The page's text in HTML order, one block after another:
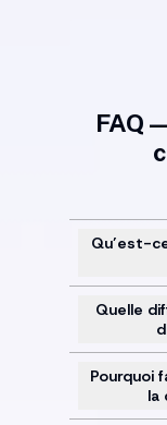
FAQ
Qu’est-
Quelle
Pourquoi
la